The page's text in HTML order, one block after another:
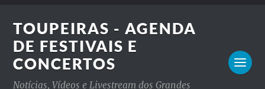
TOUPEIRAS - AGENDA
DE FESTIVAIS E
CONCERTOS
Notícias, Vídeos e Livestream dos Grandes